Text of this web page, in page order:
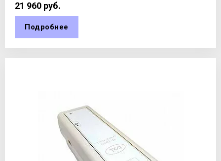
21 960 руб.
Подробнее